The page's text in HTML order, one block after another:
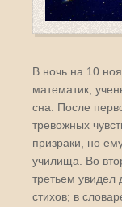
В ночь на 10
математик,
сна. После
тревожных
призраки, но
училища. Во
третьем увидел
стихов; в